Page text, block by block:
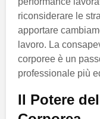
riconsiderare le
apportare
lavoro. La
corporee è un
professionale più
Il Potere